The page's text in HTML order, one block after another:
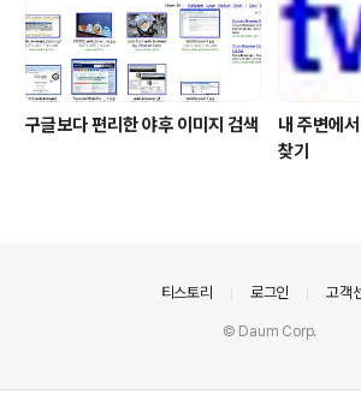
구글보다 편리한 야후 이미지 검색
내 주변에
찾기
티스토리 로그인 고객
© Daum Corp.